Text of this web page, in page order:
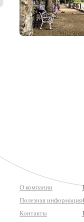
О компании
Полезная информация
Контакты